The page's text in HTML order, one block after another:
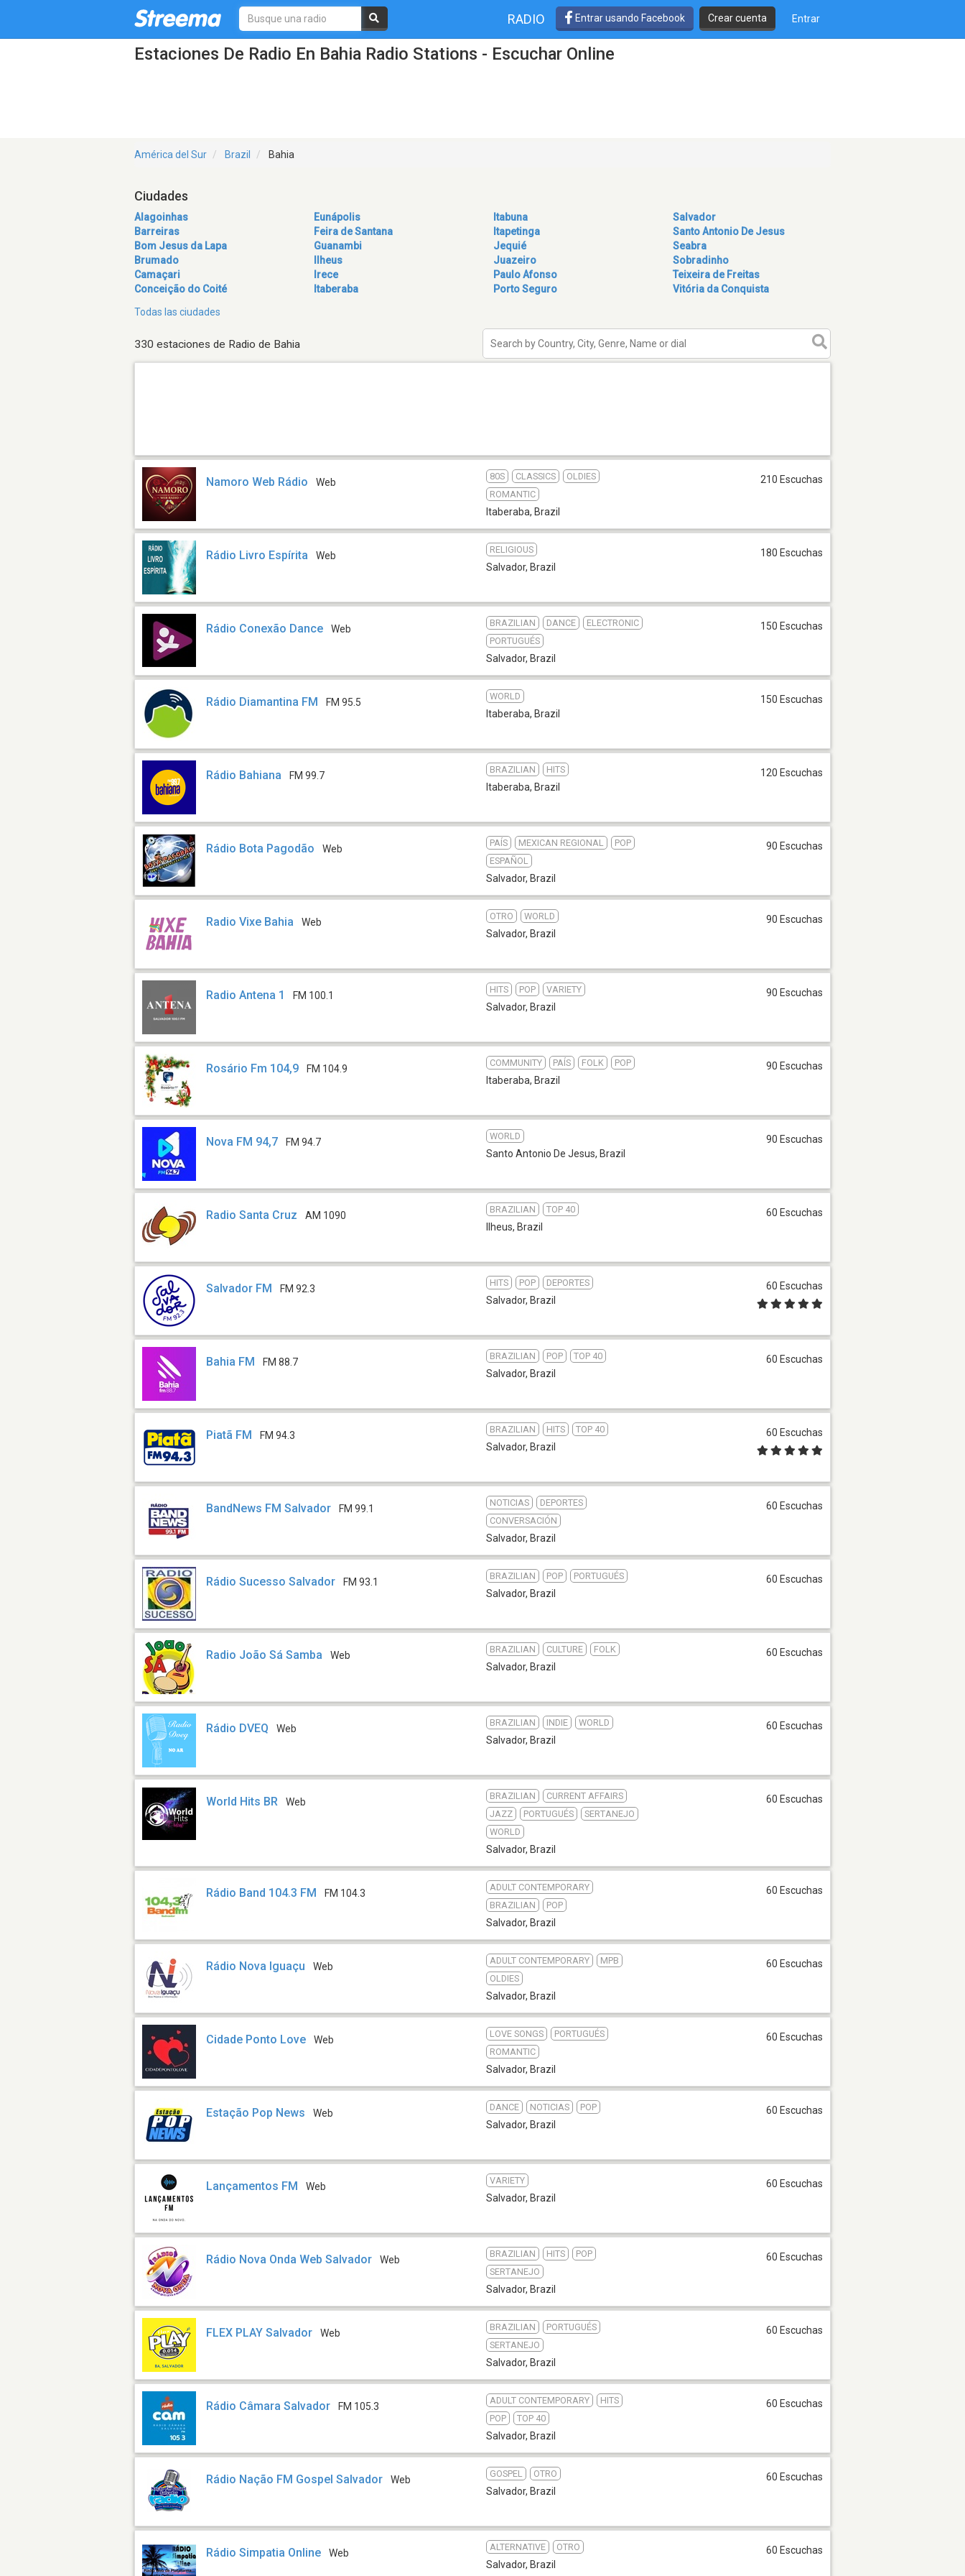
RADIO Entrar usando Facebook Crear cuenta Entrar
Estaciones De Radio En Bahia Radio Stations - Escuchar Online
América del Sur Brazil Bahia
Ciudades
Alagoinhas
Barreiras
Bom Jesus da Lapa
Brumado
Camaçari
Conceição do Coité
Eunápolis
Feira de Santana
Guanambi
Ilheus
Irece
Itaberaba
Itabuna
Itapetinga
Jequié
Juazeiro
Paulo Afonso
Porto Seguro
Salvador
Santo Antonio De Jesus
Seabra
Sobradinho
Teixeira de Freitas
Vitória da Conquista
Todas las ciudades
330 estaciones de Radio de Bahia
Namoro Web Rádio Web
80S CLASSICS
OLDIES
ROMANTIC
Itaberaba, Brazil
210 Escuchas
Rádio Livro Espírita Web
RELIGIOUS
Salvador, Brazil
180 Escuchas
Rádio Conexão Dance Web
BRAZILIAN DANCE
ELECTRONIC
PORTUGUÉS
Salvador, Brazil
150 Escuchas
Rádio Diamantina FM FM 95.5
WORLD
Itaberaba, Brazil
150 Escuchas
Rádio Bahiana FM 99.7
BRAZILIAN HITS
Itaberaba, Brazil
120 Escuchas
Rádio Bota Pagodão Web
PAÍS MEXICAN REGIONAL
POP
ESPAÑOL
Salvador, Brazil
90 Escuchas
Radio Vixe Bahia Web
OTRO WORLD
Salvador, Brazil
90 Escuchas
Radio Antena 1 FM 100.1
HITS POP VARIETY
Salvador, Brazil
90 Escuchas
Rosário Fm 104,9 FM 104.9
COMMUNITY PAÍS FOLK POP
Itaberaba, Brazil
90 Escuchas
Nova FM 94,7 FM 94.7
WORLD
Santo Antonio De Jesus, Brazil
90 Escuchas
Radio Santa Cruz AM 1090
BRAZILIAN TOP 40
Ilheus, Brazil
60 Escuchas
Salvador FM FM 92.3
HITS POP DEPORTES
Salvador, Brazil
60 Escuchas
Bahia FM FM 88.7
BRAZILIAN POP TOP 40
Salvador, Brazil
60 Escuchas
Piatã FM FM 94.3
BRAZILIAN HITS TOP 40
Salvador, Brazil
60 Escuchas
BandNews FM Salvador FM 99.1
NOTICIAS
DEPORTES
CONVERSACIÓN
Salvador, Brazil
60 Escuchas
Rádio Sucesso Salvador FM 93.1
BRAZILIAN POP PORTUGUÉS
Salvador, Brazil
60 Escuchas
Radio João Sá Samba Web
BRAZILIAN CULTURE FOLK
Salvador, Brazil
60 Escuchas
Rádio DVEQ Web
BRAZILIAN INDIE WORLD
Salvador, Brazil
60 Escuchas
World Hits BR Web
BRAZILIAN
CURRENT AFFAIRS
JAZZ
PORTUGUÉS
SERTANEJO
WORLD
Salvador, Brazil
60 Escuchas
Rádio Band 104.3 FM FM 104.3
ADULT CONTEMPORARY
BRAZILIAN
POP
Salvador, Brazil
60 Escuchas
Rádio Nova Iguaçu Web
ADULT CONTEMPORARY
MPB
OLDIES
Salvador, Brazil
60 Escuchas
Cidade Ponto Love Web
LOVE SONGS
PORTUGUÉS
ROMANTIC
Salvador, Brazil
60 Escuchas
Estação Pop News Web
DANCE NOTICIAS POP
Salvador, Brazil
60 Escuchas
Lançamentos FM Web
VARIETY
Salvador, Brazil
60 Escuchas
Rádio Nova Onda Web Salvador Web
BRAZILIAN HITS
POP
SERTANEJO
Salvador, Brazil
60 Escuchas
FLEX PLAY Salvador Web
BRAZILIAN
PORTUGUÉS
SERTANEJO
Salvador, Brazil
60 Escuchas
Rádio Câmara Salvador FM 105.3
ADULT CONTEMPORARY
HITS
POP
TOP 40
Salvador, Brazil
60 Escuchas
Rádio Nação FM Gospel Salvador Web
GOSPEL OTRO
Salvador, Brazil
60 Escuchas
Rádio Simpatia Online Web
ALTERNATIVE OTRO
Salvador, Brazil
60 Escuchas